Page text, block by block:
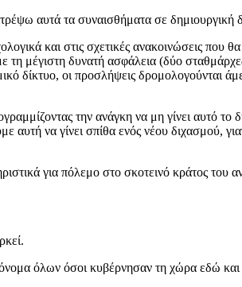
αυτά τα συναισθήματα σε
και στις σχετικές ανακοινώσεις που
τη μέγιστη δυνατή ασφάλεια (δύο
δίκτυο, οι προσλήψεις δρομολογούνται
την ανάγκη να μη γίνει αυτό
να γίνει σπίθα ενός νέου διχασμού,
για πόλεμο στο σκοτεινό κράτος του
όλων όσοι κυβέρνησαν τη χώρα εδώ